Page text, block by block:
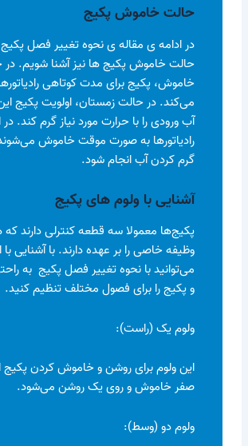
حالت خاموش پکیج
در ادامه ی مقاله ی نحوه تغییر فصل پکیج
حالت خاموش پکیج ها نیز آشنا شویم.
خاموش، پکیج برای مدت کوتاهی
می‌کند. در حالت زمستان، اولویت پکیج
آب ورودی را با حرارت مورد نیاز گرم کند.
رادیاتورها به صورت موقت خاموش
گرم کردن آب انجام شود.
آشنایی با ولوم های پکیج
پکیج‌ها معمولا سه قطعه کنترلی دارند
وظیفه خاصی را بر عهده دارند. با آشنایی
می‌توانید با نحوه تغییر فصل پکیج به
و پکیج را برای فصول مختلف تنظیم کنید.
ولوم یک (راست):
این ولوم برای روشن و خاموش کردن
صفر خاموش و روی یک روشن می‌شود.
ولوم دو (وسط):